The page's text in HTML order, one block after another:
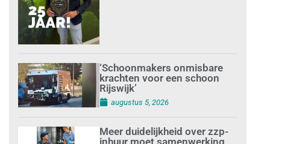
‘Schoonmakers onmisbare
krachten voor een schoon
Rijswijk’
augustus 5, 2026
Meer duidelijkheid over zzp-
inhuur moet samenwerking